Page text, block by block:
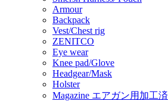
Armour
Backpack
Vest/Chest rig
ZENITCO
Eye wear
Knee pad/Glove
Headgear/Mask
Holster
Magazine エアガン用加工済